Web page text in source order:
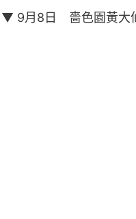
▼ 9月8日 嗇色園黃大